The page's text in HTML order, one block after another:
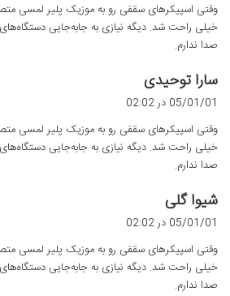
:
وقتی اسپیکرهای سقفی رو به موزیک پلیر لمسی
خیلی راحت شد. دیگه نیازی به جابه‌جایی
صدا ندارم.
سارا توحیدی
ف
:
05/01/01 در 02:02
وقتی اسپیکرهای سقفی رو به موزیک پلیر لمسی
خیلی راحت شد. دیگه نیازی به جابه‌جایی
صدا ندارم.
شیوا گلی
ت
:
05/01/01 در 02:02
وقتی اسپیکرهای سقفی رو به موزیک پلیر لمسی
خیلی راحت شد. دیگه نیازی به جابه‌جایی
صدا ندارم.